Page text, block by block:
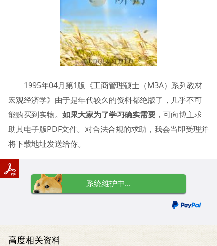
1995年04月第1版《工商管理硕士（MBA）系列教材
宏观经济学》由于是年代较久的资料都绝版了，几乎不可
能购买到实物。 如果大家为了学习确实需要 ，可向博主求
助其电子版PDF文件。对合法合规的求助，我会当即受理并
将下载地址发送给你。
系统维护中...
高度相关资料